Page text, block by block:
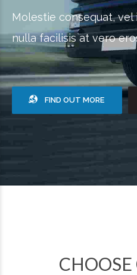
Molestie consequat,
nulla facilisis at vero
FIND OUT MORE